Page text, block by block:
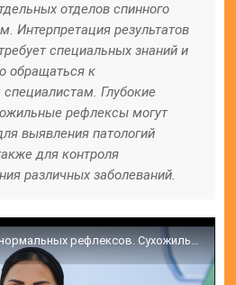
отделов спинного
Интерпретация результатов
специальных знаний и
обращаться к
Глубокие
рефлексы могут
выявления патологий
для контроля
различных заболеваний.
Методика определения нормальных рефлексов. Сухожильные рефлексы-Tendon reflexes.